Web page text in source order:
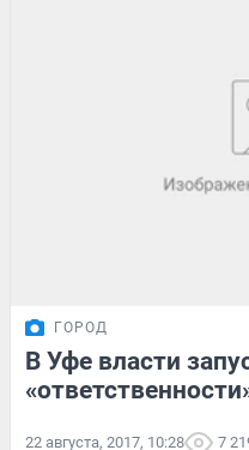
ГОРОД
В Уфе власти
22 августа, 2017, 10:28 7